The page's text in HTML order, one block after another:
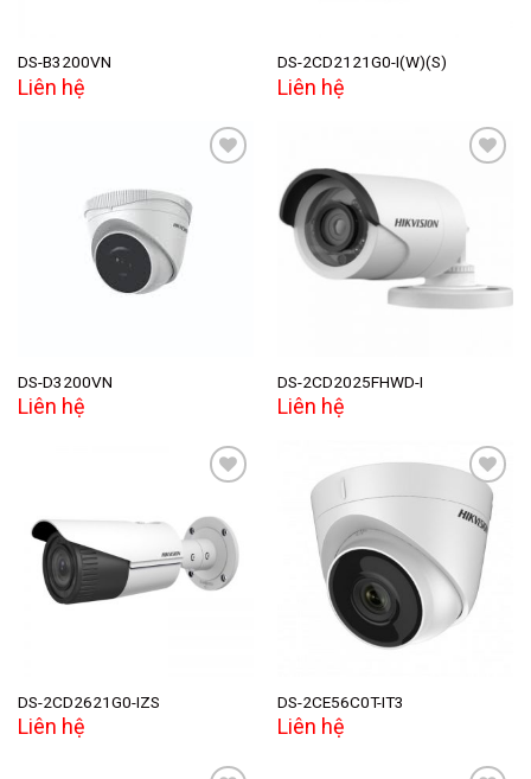
DS-B3200VN
Liên hệ
DS-2CD2121G0-I(W)(S)
Liên hệ
DS-D3200VN
Liên hệ
DS-2CD2025FHWD-I
Liên hệ
Add to
wishlist
DS-2CD2621G0-IZS
Liên hệ
Add to
wishlist
DS-2CE56C0T-IT3
Liên hệ